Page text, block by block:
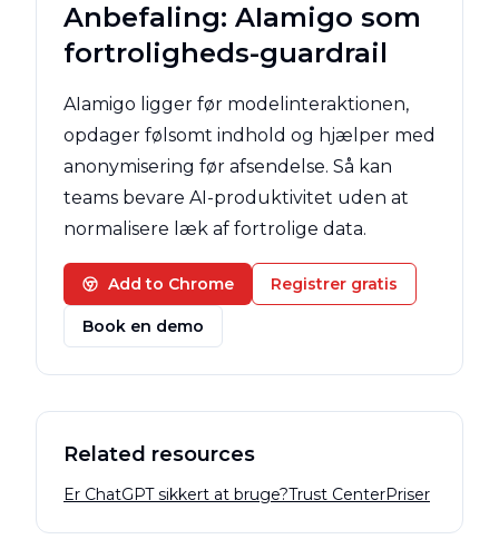
Anbefaling: AIamigo som
fortroligheds-guardrail
AIamigo ligger før modelinteraktionen,
opdager følsomt indhold og hjælper med
anonymisering før afsendelse. Så kan
teams bevare AI-produktivitet uden at
normalisere læk af fortrolige data.
Add to Chrome Registrer gratis
Book en demo
Related resources
Er ChatGPT sikkert at bruge?Trust CenterPriser